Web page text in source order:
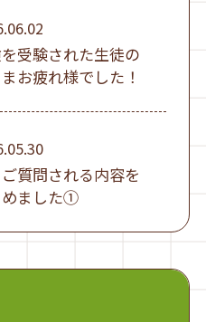
受験された生徒の
お疲れ様でした！
質問される内容を
めました①